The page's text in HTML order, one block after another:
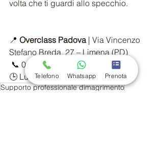
volta che ti guardi allo specchio.
📍 Overclass Padova | Via Vincenzo
Stefano Breda, 27 – Limena (PD)
📞 049 884 3273 | 📱 350 1345534
🕒 Lun–Ven: 10:00 – 20:00
Supporto professionale dimagrimento
Telefono Whatsapp Prenota